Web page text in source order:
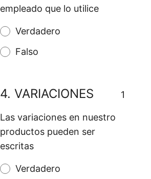
empleado que lo utilice
Verdadero
Falso
4. VARIACIONES 1
Las variaciones en nuestro
productos pueden ser
escritas
Verdadero